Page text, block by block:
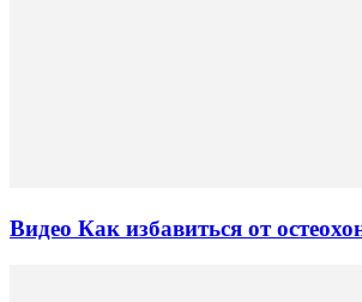
Видео Как избавиться от